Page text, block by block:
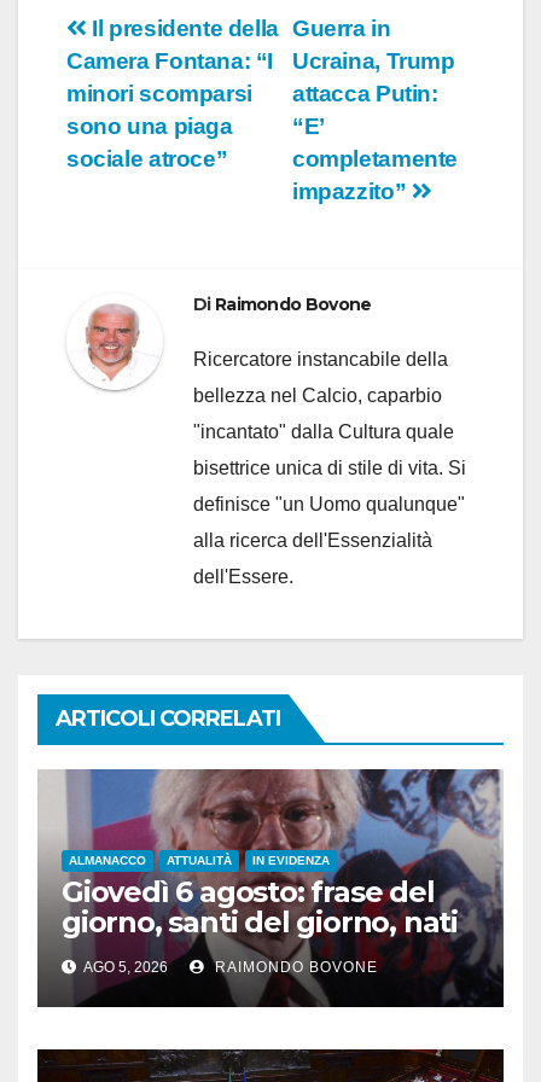
Navigazione
articoli
Guerra in
Ucraina, Trump
attacca Putin:
“E’
completamente
impazzito”
Il presidente della
Camera Fontana: “I
minori scomparsi
sono una piaga
sociale atroce”
Di Raimondo Bovone
Ricercatore instancabile della
bellezza nel Calcio, caparbio
"incantato" dalla Cultura quale
bisettrice unica di stile di vita. Si
definisce "un Uomo qualunque"
alla ricerca dell'Essenzialità
dell'Essere.
ARTICOLI CORRELATI
ALMANACCO ATTUALITÀ IN EVIDENZA
Giovedì 6 agosto: frase del
giorno, santi del giorno, nati
famosi, accadde oggi
AGO 5, 2026 RAIMONDO BOVONE